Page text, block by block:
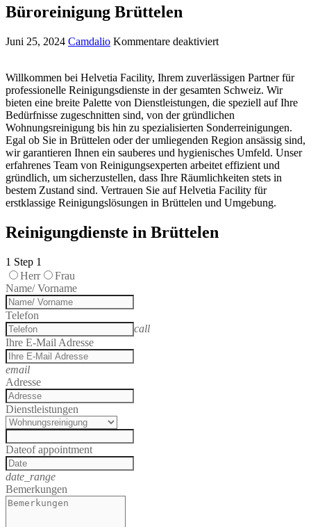
Büroreinigung Brüttelen
Juni 25, 2024 Camdalio Kommentare deaktiviert
Willkommen bei Helvetia Facility, Ihrem zuverlässigen Partner für
professionelle Reinigungsdienste in der gesamten Schweiz. Wir
bieten eine breite Palette von Dienstleistungen, die speziell auf Ihre
Bedürfnisse zugeschnitten sind, von der gründlichen
Wohnungsreinigung bis hin zu spezialisierten Sonderreinigungen.
Egal ob Sie in Brüttelen oder der umliegenden Region ansässig sind,
wir garantieren Ihnen ein sauberes und hygienisches Umfeld. Unser
erfahrenes Team von Reinigungsexperten arbeitet effizient und
gründlich, um sicherzustellen, dass Ihre Räumlichkeiten stets in
bestem Zustand sind. Vertrauen Sie auf Helvetia Facility für
erstklassige Reinigungslösungen in Brüttelen und Umgebung.
Reinigungdienste in Brüttelen
1 Step 1
Herr
Frau
Name/ Vorname
Telefon
call
Ihre E-Mail Adresse
email
Adresse
Dienstleistungen
Dateof appointment
date_range
Bemerkungen